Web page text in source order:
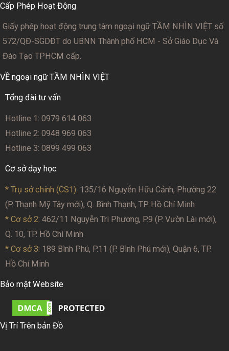
Cấp Phép Hoạt Động
Giấy phép hoạt động trung tâm ngoại ngữ TẦM NHÌN VIỆT số:
572/QĐ-SGDĐT do UBNN Thành phố HCM - Sở Giáo Dục Và
Đào Tạo TPHCM cấp.
VỀ ngoại ngữ TẦM NHÌN VIỆT
Tổng đài tư vấn
Hotline 1: 0979 614 063
Hotline 2: 0948 969 063
Hotline 3: 0899 499 063
Cơ sở dạy học
* Trụ sở chính (CS1): 135/16 Nguyễn Hữu Cảnh, Phường 22
(P. Thạnh Mỹ Tây mới), Q. Bình Thạnh, TP. Hồ Chí Minh
* Cơ sở 2: 462/11 Nguyễn Tri Phương, P.9 (P. Vườn Lài mới),
Q. 10, TP. Hồ Chí Minh
* Cơ sở 3: 189 Bình Phú, P.11 (P. Bình Phú mới), Quận 6, TP.
Hồ Chí Minh
Bảo mật Website
Vị Trí Trên bản Đồ